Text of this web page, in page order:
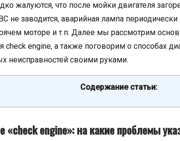
жалуются, что после мойки двигателя
не заводится, аварийная лампа периодически
моторе и т.п. Далее мы рассмотрим
check engine, а также поговорим о способах
неисправностей своими руками.
Содержание статьи:
«check engine»: на какие проблемы